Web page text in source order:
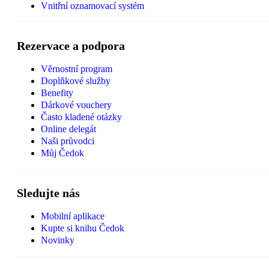
Vnitřní oznamovací systém
Rezervace a podpora
Věrnostní program
Doplňkové služby
Benefity
Dárkové vouchery
Často kladené otázky
Online delegát
Naši průvodci
Můj Čedok
Sledujte nás
Mobilní aplikace
Kupte si knihu Čedok
Novinky